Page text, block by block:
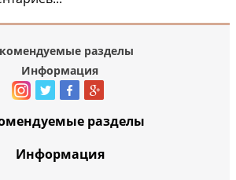
разделы
Информация
разделы
Информация